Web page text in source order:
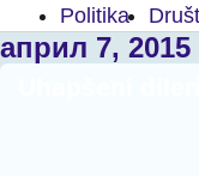
Politika
април 7, 2015
Uhapšeni